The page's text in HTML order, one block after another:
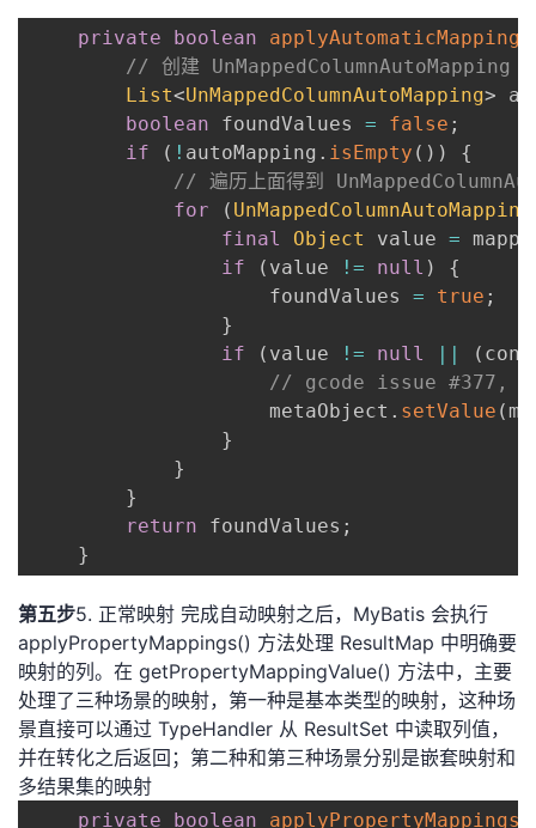
private boolean applyAutomaticMappings
// 创建 UnMappedColumnAutoMapping 对
List<UnMappedColumnAutoMapping>
boolean foundValues = false ;
if
( ! autoMapping . isEmpty ( ) )
{
// 遍历上面得到
for
( UnMappedColumnAutoMapping
final
Object value =
if
( value != null )
{
                    foundValues
= true ;
}
if
( value != null || (
// gcode issue
                    metaObject
. setValue (
}
}
}
return foundValues ;
}
第五步5. 正常映射 完成自动映射之后，MyBatis 会执行
applyPropertyMappings() 方法处理 ResultMap 中明确要
映射的列。在 getPropertyMappingValue() 方法中，主要
处理了三种场景的映射，第一种是基本类型的映射，这种场
景直接可以通过 TypeHandler 从 ResultSet 中读取列值，
并在转化之后返回；第二种和第三种场景分别是嵌套映射和
多结果集的映射
private boolean applyPropertyMappings